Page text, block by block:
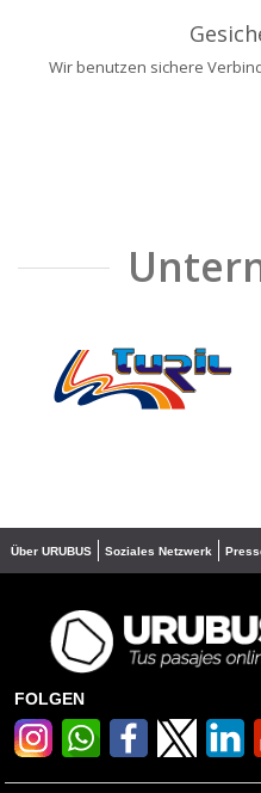
Wir benutzen sichere
❮
Über URUBUS Soziales Netzwerk
FOLGEN